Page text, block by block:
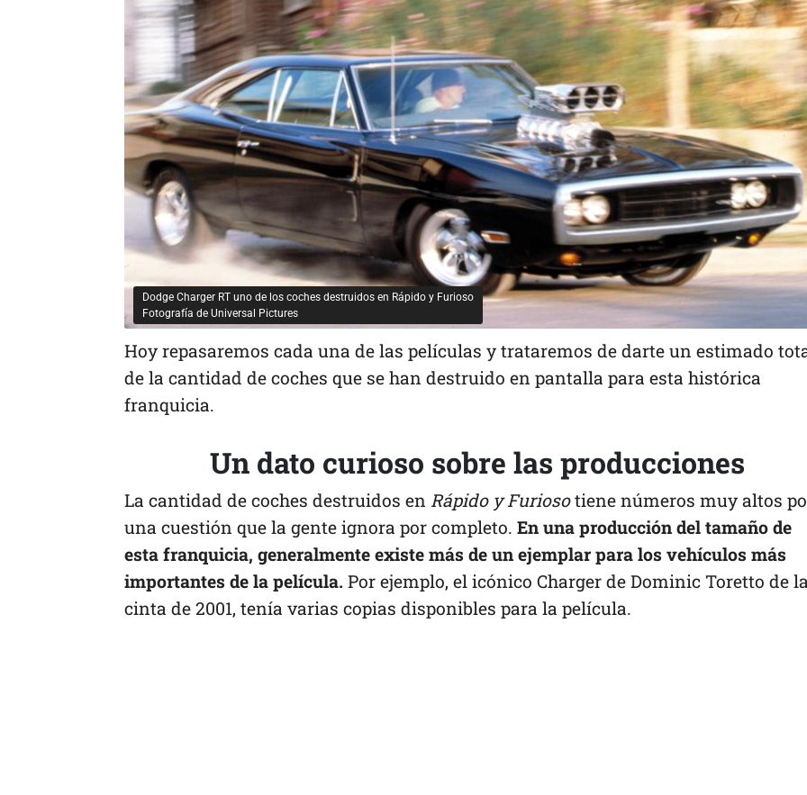
Dodge Charger RT uno de los coches destruidos en Rápido y Furioso
Fotografía de Universal Pictures
Hoy repasaremos cada una de las películas y trataremos de darte un estimado
de la cantidad de coches que se han destruido en pantalla para esta histórica
franquicia.
Un dato curioso sobre las producciones
La cantidad de coches destruidos en Rápido y Furiosotiene números muy altos
una cuestión que la gente ignora por completo. En una producción del tamaño de
esta franquicia, generalmente existe más de un ejemplar para los vehículos más
importantes de la película. Por ejemplo, el icónico Charger de Dominic Toretto de
cinta de 2001, tenía varias copias disponibles para la película.